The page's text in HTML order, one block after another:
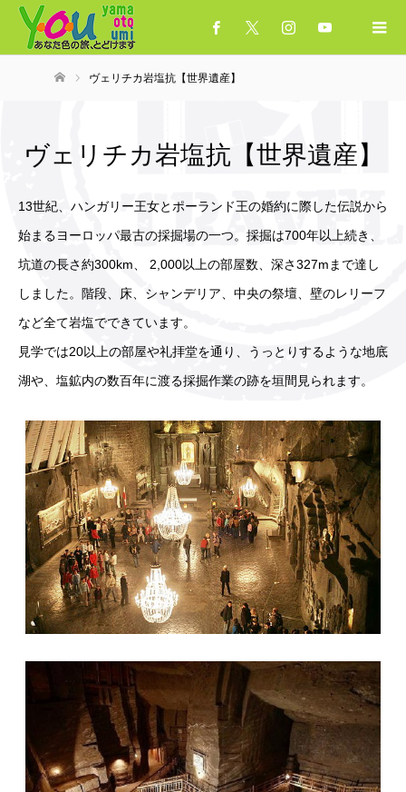
ヴェリチカ岩塩抗【世界遺産】
ヴェリチカ岩塩抗【世界遺産】
13世紀、ハンガリー王女とポーランド王の婚約に際した伝説から
始まるヨーロッパ最古の採掘場の一つ。採掘は700年以上続き、
坑道の長さ約300km、 2,000以上の部屋数、深さ327mまで達し
しました。階段、床、シャンデリア、中央の祭壇、壁のレリーフ
など全て岩塩でできています。
見学では20以上の部屋や礼拝堂を通り、うっとりするような地底
湖や、塩鉱内の数百年に渡る採掘作業の跡を垣間見られます。